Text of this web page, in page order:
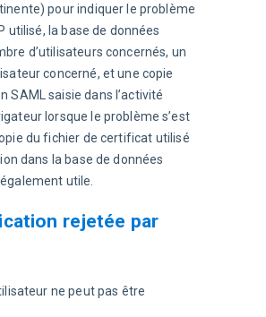
pour indiquer le problème
utilisé, la base de données
d’utilisateurs concernés, un
concerné, et une copie
SAML saisie dans l’activité
lorsque le problème s’est
du fichier de certificat utilisé
dans la base de données
utile.
rejetée par
ne peut pas être